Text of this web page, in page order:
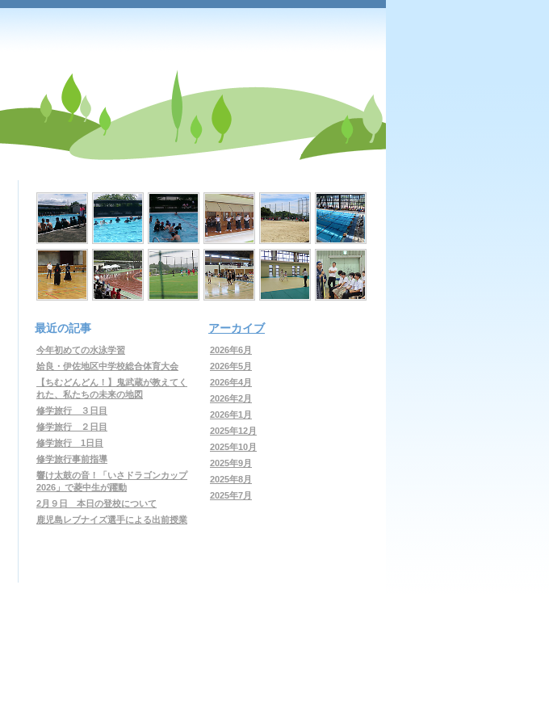
最近の記事
今年初めての水泳学習
姶良・伊佐地区中学校総合体育大会
【ちむどんどん！】鬼武蔵が教えてく
れた、私たちの未来の地図
修学旅行 ３日目
修学旅行 ２日目
修学旅行 1日目
修学旅行事前指導
響け太鼓の音！「いさドラゴンカップ
2026」で菱中生が躍動
2月９日 本日の登校について
鹿児島レブナイズ選手による出前授業
アーカイブ
2026年6月
2026年5月
2026年4月
2026年2月
2026年1月
2025年12月
2025年10月
2025年9月
2025年8月
2025年7月